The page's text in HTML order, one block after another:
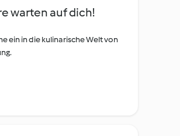
warten auf dich!
ein in die kulinarische Welt von